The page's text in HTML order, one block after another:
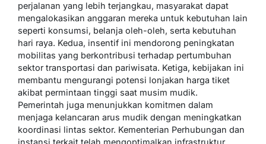
perjalanan yang lebih terjangkau, masyarakat dapat
mengalokasikan anggaran mereka untuk kebutuhan lain
seperti konsumsi, belanja oleh-oleh, serta kebutuhan
hari raya. Kedua, insentif ini mendorong peningkatan
mobilitas yang berkontribusi terhadap pertumbuhan
sektor transportasi dan pariwisata. Ketiga, kebijakan ini
membantu mengurangi potensi lonjakan harga tiket
akibat permintaan tinggi saat musim mudik.
Pemerintah juga menunjukkan komitmen dalam
menjaga kelancaran arus mudik dengan meningkatkan
koordinasi lintas sektor. Kementerian Perhubungan dan